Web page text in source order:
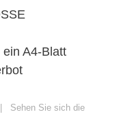
A4-Blatt
Sehen Sie sich die